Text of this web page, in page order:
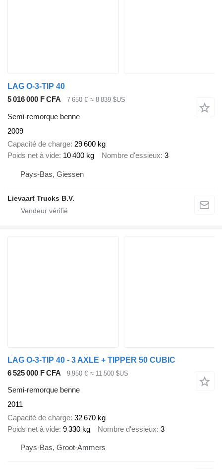
LAG O-3-TIP 40
5 016 000 F CFA
7 650 € ≈ 8 839 $US
Semi-remorque benne
2009
Capacité de charge 29 600 kg
Poids net à vide 10 400 kg Nombre d'essieux 3
Pays-Bas, Giessen
Lievaart Trucks B.V.
LAG O-3-TIP 40 - 3 AXLE + TIPPER 50 CUBIC
6 525 000 F CFA
9 950 € ≈ 11 500 $US
Semi-remorque benne
2011
Capacité de charge 32 670 kg
Poids net à vide 9 330 kg Nombre d'essieux 3
Pays-Bas, Groot-Ammers